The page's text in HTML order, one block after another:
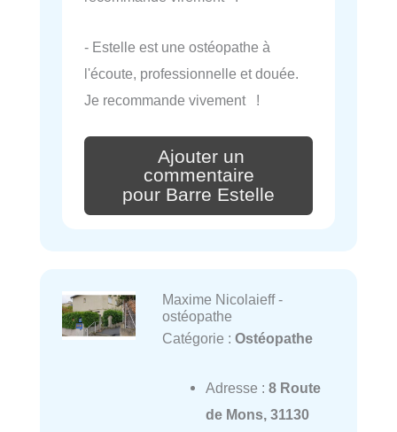
- Estelle est une ostéopathe à
l'écoute, professionnelle et douée.
Je recommande vivement !
Ajouter un
commentaire
pour Barre Estelle
Maxime Nicolaieff -
ostéopathe
Catégorie : Ostéopathe
Adresse : 8 Route
de Mons, 31130